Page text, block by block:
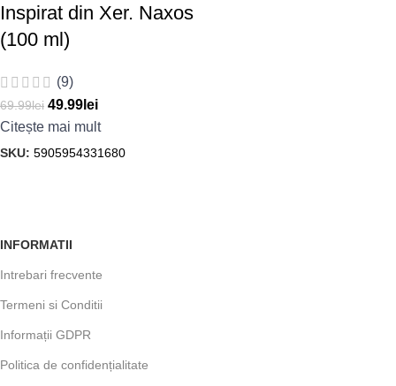
Inspirat din Xer. Naxos
(100 ml)
(9)
69.99lei 49.99 lei
Citește mai mult
SKU: 5905954331680
INFORMATII
Intrebari frecvente
Termeni si Conditii
Informații GDPR
Politica de confidențialitate